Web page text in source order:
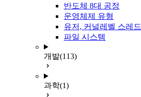
반도체 8대 공정
운영체제 유형
유저, 커널레벨 스레드
파일 시스템
개발(113)
과학(1)